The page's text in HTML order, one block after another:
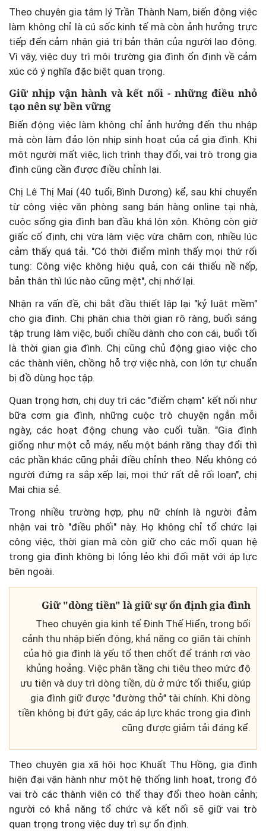
Theo chuyên gia tâm lý Trần Thành Nam, biến động việc
làm không chỉ là cú sốc kinh tế mà còn ảnh hưởng trực
tiếp đến cảm nhận giá trị bản thân của người lao động.
Vì vậy, việc duy trì môi trường gia đình ổn định về cảm
xúc có ý nghĩa đặc biệt quan trọng.
Giữ nhịp vận hành và kết nối - những điều nhỏ
tạo nên sự bền vững
Biến động việc làm không chỉ ảnh hưởng đến thu nhập
mà còn làm đảo lộn nhịp sinh hoạt của cả gia đình. Khi
một người mất việc, lịch trình thay đổi, vai trò trong gia
đình cũng cần được điều chỉnh lại.
Chị Lê Thị Mai (40 tuổi, Bình Dương) kể, sau khi chuyển
từ công việc văn phòng sang bán hàng online tại nhà,
cuộc sống gia đình ban đầu khá lộn xộn. Không còn giờ
giấc cố định, chị vừa làm việc vừa chăm con, nhiều lúc
cảm thấy quá tải. "Có thời điểm mình thấy mọi thứ rối
tung: Công việc không hiệu quả, con cái thiếu nề nếp,
bản thân thì lúc nào cũng mệt", chị nhớ lại.
Nhận ra vấn đề, chị bắt đầu thiết lập lại "kỷ luật mềm"
cho gia đình. Chị phân chia thời gian rõ ràng, buổi sáng
tập trung làm việc, buổi chiều dành cho con cái, buổi tối
là thời gian gia đình. Chị cũng chủ động giao việc cho
các thành viên, chồng hỗ trợ việc nhà, con lớn tự chuẩn
bị đồ dùng học tập.
Quan trọng hơn, chị duy trì các "điểm chạm" kết nối như
bữa cơm gia đình, những cuộc trò chuyện ngắn mỗi
ngày, các hoạt động chung vào cuối tuần. "Gia đình
giống như một cỗ máy, nếu một bánh răng thay đổi thì
các phần khác cũng phải điều chỉnh theo. Nếu không có
người đứng ra sắp xếp lại, mọi thứ rất dễ rối loạn", chị
Mai chia sẻ.
Trong nhiều trường hợp, phụ nữ chính là người đảm
nhận vai trò "điều phối" này. Họ không chỉ tổ chức lại
công việc, thời gian mà còn giữ cho các mối quan hệ
trong gia đình không bị lỏng lẻo khi đối mặt với áp lực
bên ngoài.
Giữ "dòng tiền" là giữ sự ổn định gia đình
Theo chuyên gia kinh tế Đinh Thế Hiển, trong bối
cảnh thu nhập biến động, khả năng co giãn tài chính
của hộ gia đình là yếu tố then chốt để tránh rơi vào
khủng hoảng. Việc phân tầng chi tiêu theo mức độ
ưu tiên và duy trì dòng tiền, dù ở mức tối thiểu, giúp
gia đình giữ được "đường thở" tài chính. Khi dòng
tiền không bị đứt gãy, các áp lực khác trong gia đình
cũng được giảm tải đáng kể.
Theo chuyên gia xã hội học Khuất Thu Hồng, gia đình
hiện đại vận hành như một hệ thống linh hoạt, trong đó
vai trò các thành viên có thể thay đổi theo hoàn cảnh;
người có khả năng tổ chức và kết nối sẽ giữ vai trò
quan trọng trong việc duy trì sự ổn định.